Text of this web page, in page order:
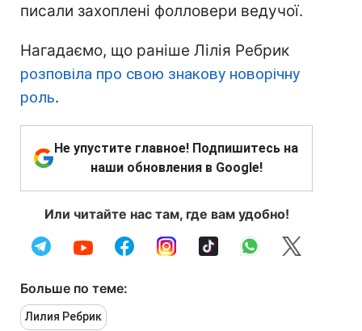
писали захоплені фолловери ведучої.
Нагадаємо, що раніше Лілія Ребрик
розповіла про свою знакову новорічну
роль.
Не упустите главное! Подпишитесь на
наши обновления в Google!
Или читайте нас там, где вам удобно!
Больше по теме:
Лилия Ребрик